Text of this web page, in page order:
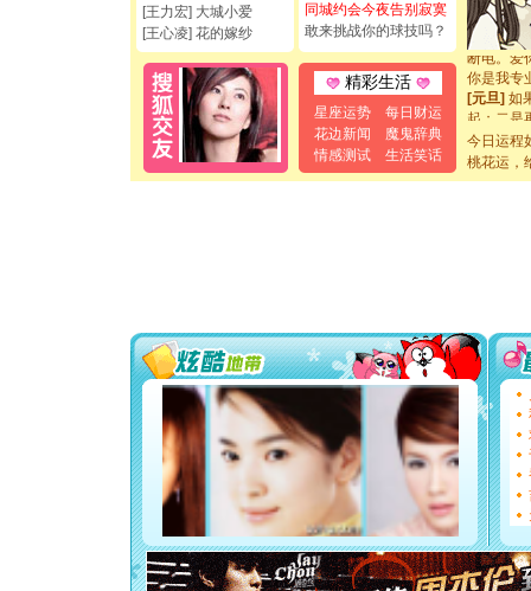
[王力宏] 大城小爱
[王心凌] 花的嫁纱
同城约会今夜告别寂寞
敢来挑战你的球技吗？
精彩生活
星座运势
每日财运
花边新闻
魔鬼辞典
情感测试
生活笑话
如意,快
[元旦]看
断电。爱
你是我专
[元旦]如
起；二是
离。水
[元旦]当
泣，这痛
[圣诞节]
你太多，
要平安
[圣诞节]
能正大
都要快乐
[圣诞节]
如意,快
[元旦]
看
断电。
你是我
[元旦]如
起；二是
今日运程
桃花运，